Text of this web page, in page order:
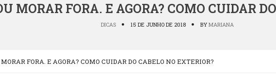
MORAR FORA. E AGORA? COMO CUIDAR
DICAS 15 DE JUNHO DE 2018 BY MARIANA
FORA. E AGORA? COMO CUIDAR DO CABELO NO EXTERIOR?